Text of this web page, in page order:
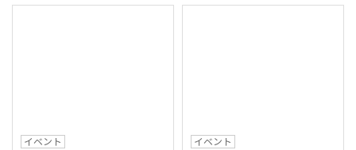
イベント
イベント